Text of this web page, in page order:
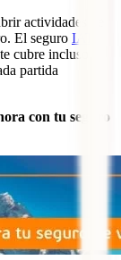
actividades de
El seguro IATI
cubre incluso
partida
con tu seguro